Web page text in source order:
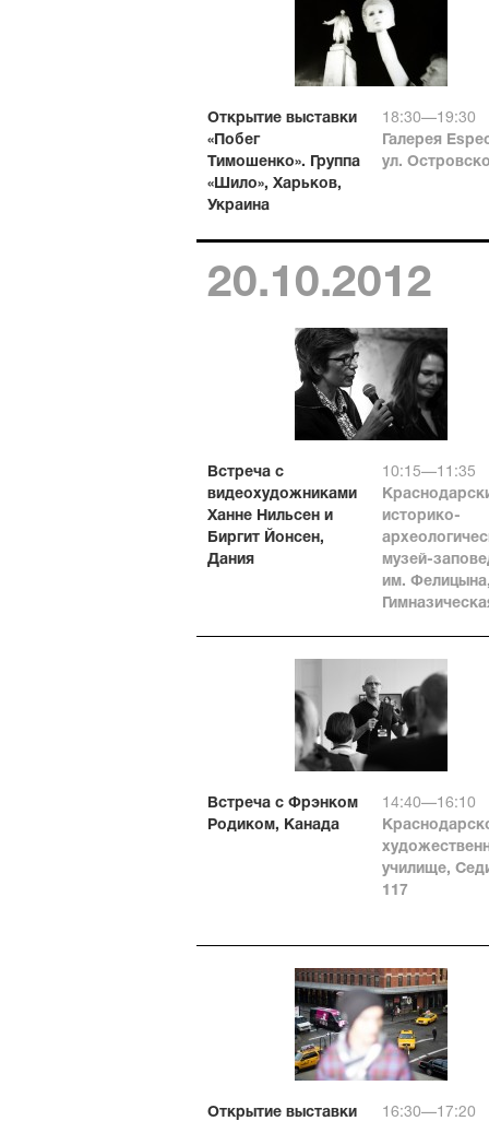
Открытие выставки
«Побег
Тимошенко». Группа
«Шило», Харьков,
Украина
18:30—19:30
Галерея
ул.
20.10.2012
Встреча с
видеохудожниками
Ханне Нильсен и
Биргит Йонсен,
Дания
10:15—11:35
историко-
музей-
им.
Встреча с Фрэнком
Родиком, Канада
14:40—16:10
училище,
117
Открытие выставки 16:30—17:20